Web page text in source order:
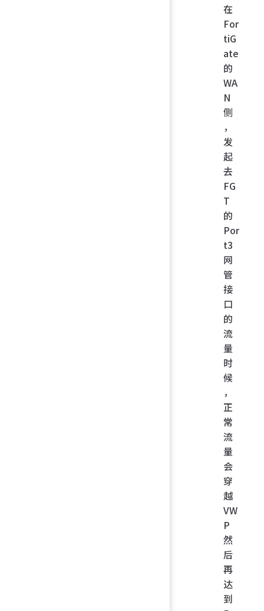
在
For
tiG
ate
的
WA
N
侧
，
发
起
去
FG
T
的
Por
t3
网
管
接
口
的
流
量
时
候
，
正
常
流
量
会
穿
越
VW
P
然
后
再
达
到